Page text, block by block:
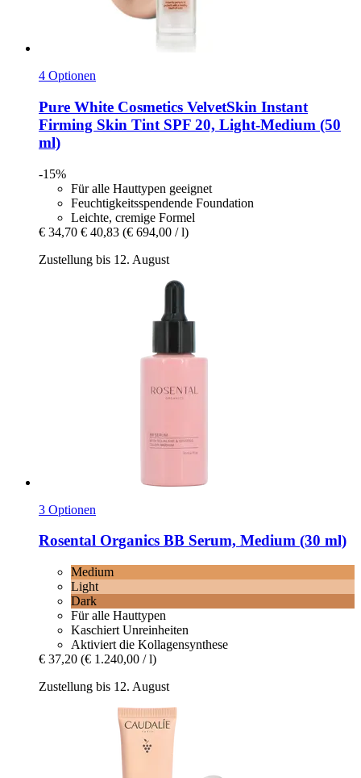
4 Optionen
Pure White Cosmetics VelvetSkin Instant
Firming Skin Tint SPF 20, Light-​Medium (50
ml)
-15%
Für alle Hauttypen geeignet
Feuchtigkeitsspendende Foundation
Leichte, cremige Formel
€ 34,70 € 40,83 (€ 694,00 / l)
Zustellung bis 12. August
3 Optionen
Rosental Organics BB Serum, Medium (30 ml)
Medium
Light
Dark
Für alle Hauttypen
Kaschiert Unreinheiten
Aktiviert die Kollagensynthese
€ 37,20 (€ 1.240,00 / l)
Zustellung bis 12. August